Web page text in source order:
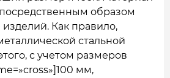
образом
изделий. Как правило,
стальной
с учетом размеров
мм,